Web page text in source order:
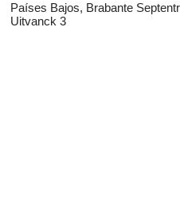
Países Bajos, Brabante
Uitvanck 3